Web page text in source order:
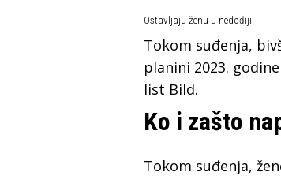
Ostavljaju ženu u nedođiji
Tokom suđenja,
planini 2023.
list Bild.
Ko i zašto
Tokom suđenja,